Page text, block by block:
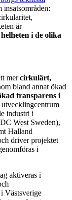
insatsområden:
är
i de olika
mercirkulärt,
bland annat ökad
transparens i
industri i
West Sweden),
Halland
driver projektet
i
aktiveras i
Västsverige